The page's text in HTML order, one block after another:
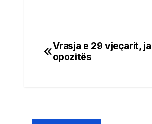
Post
Vrasja e 29 vjeçarit,
opozitës